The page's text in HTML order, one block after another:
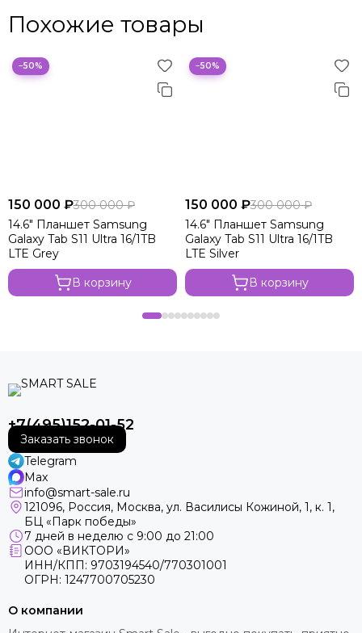
Похожие товары
−50%
150 000 ₽300 000 ₽
14.6" Планшет Samsung
Galaxy Tab S11 Ultra 16/1TB
LTE Grey
В корзину
−50%
150 000 ₽300 000 ₽
14.6" Планшет Samsung
Galaxy Tab S11 Ultra 16/1TB
LTE Silver
В корзину
+7(495)152-01-52
Заказать звонок
Telegram
Max
info@smart-sale.ru
121096, Россия, Москва, ул. Василисы Кожиной, 1, к. 1,
БЦ «Парк победы»
7 дней в неделю с 9:00 до 21:00
ООО «ВИКТОРИ»
ИНН/КПП: 9703194540/770301001
ОГРН: 1247700705230
О компании